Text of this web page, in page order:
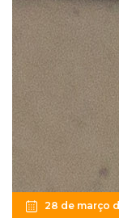
28 de março